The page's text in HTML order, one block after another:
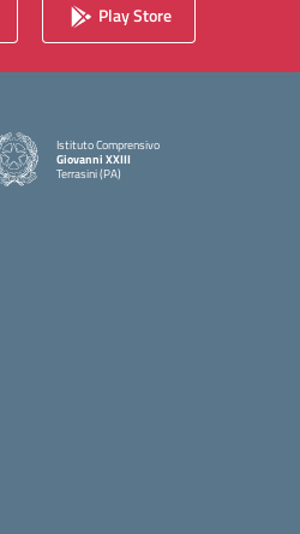
Play Store
Istituto Comprensivo
Giovanni XXIII
Terrasini (PA)